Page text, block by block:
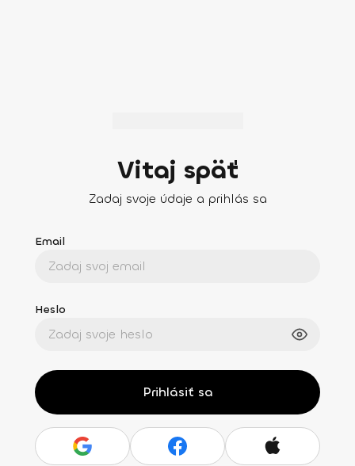
Vitaj späť
Zadaj svoje údaje a prihlás sa
Email
Heslo
Prihlásiť sa